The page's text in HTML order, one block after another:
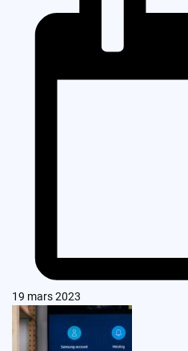
19 mars 2023